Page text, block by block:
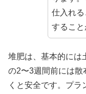
仕入れ
すること
堆肥は、基本的には
の2〜3週間前には散
くと安全です。プ